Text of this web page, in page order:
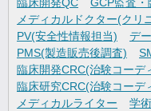
臨床開発QC
GCP監査
メディカルドクター(クリ
PV(安全性情報担当)
デ
PMS(製造販売後調査)
臨床開発CRC(治験コーデ
臨床研究CRC(治験コーデ
メディカルライター
学